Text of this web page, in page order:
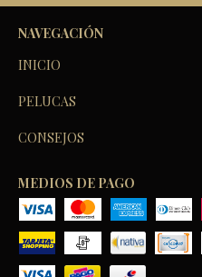
NAVEGACIÓN
INICIO
PELUCAS
CONSEJOS
MEDIOS DE PAGO